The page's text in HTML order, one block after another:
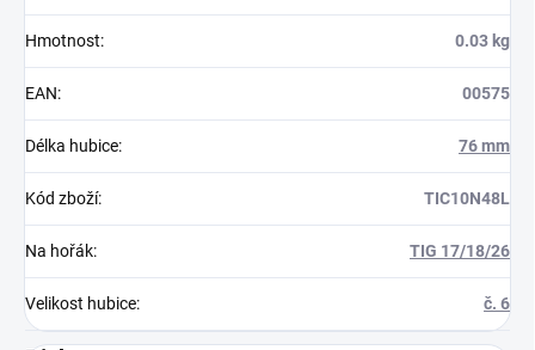
Hmotnost: 0.03 kg
EAN: 00575
Délka hubice: 76 mm
Kód zboží: TIC10N48L
Na hořák: TIG 17/18/26
Velikost hubice: č. 6